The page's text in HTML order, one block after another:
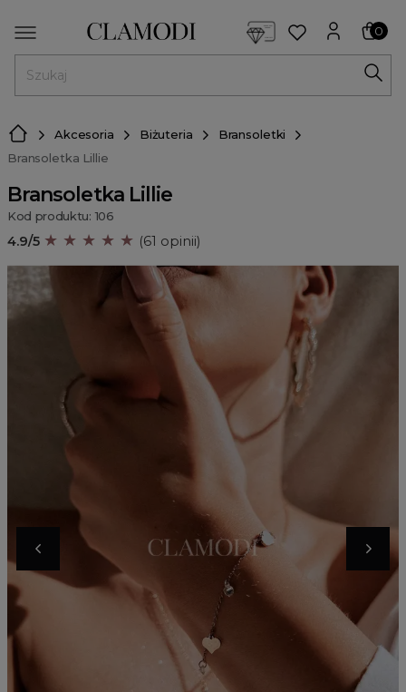
0
Akcesoria Biżuteria
Bransoletki
Bransoletka Lillie
Bransoletka Lillie
Kod produktu: 106
4.9/5 ★ ★ ★ ★ ★ (61 opinii)